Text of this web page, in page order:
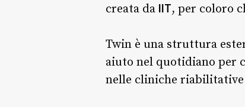
creata da IIT, per coloro
Twin è una struttura
aiuto nel quotidiano per
nelle cliniche riabilitative